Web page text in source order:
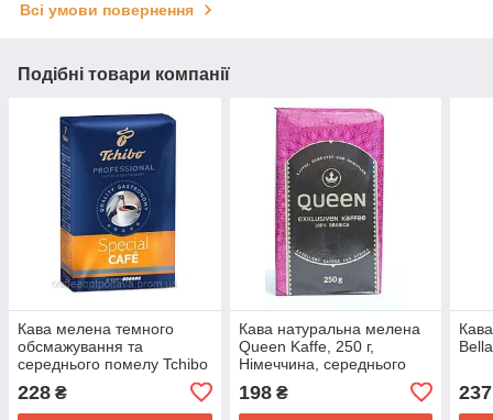
Всі умови повернення
Подібні товари компанії
Кава мелена темного
обсмажування та
середнього помелу Tchibo
Польща, суміш робусти та
228 ₴
Кава натуральна мелена
Queen Kaffe, 250 г,
Німеччина, середнього
198₴ 237